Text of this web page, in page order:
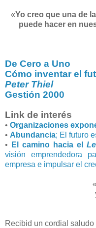
«Yo creo que una de
puede hacer en
De Cero a Uno
Cómo inventar el
Peter Thiel
Gestión 2000
Link de interés
• Organizaciones
• Abundancia; El futuro
•
El camino hacia el
visión emprendedora
empresa e impulsar el
«
Recibid un cordial saludo